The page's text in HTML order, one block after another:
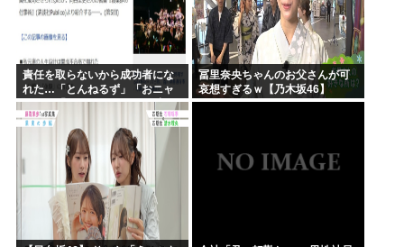
責任を取らないから成功者にな
れた…「とんねるず」「おニャ
ン子」「AKB」とヒットを出し
続けた秋元康の哲学！！！
冨里奈央ちゃんのお父さんが可
哀想すぎるｗ【乃木坂46】